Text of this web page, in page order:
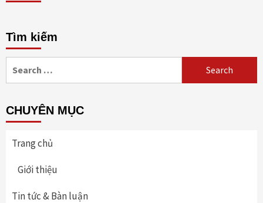
Tìm kiếm
for:
CHUYÊN MỤC
Trang chủ
Giới thiệu
Tin tức & Bàn luận